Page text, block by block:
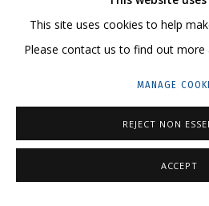
Open larger version of image
This site uses cookies to help
Please contact us to find out more
MANAGE
REJECT NON
ACCEPT